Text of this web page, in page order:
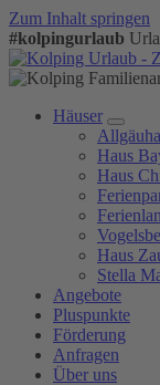
Zum Inhalt springen
#kolpingurlaub
Häuser
Haus
Haus
Haus
Stella
Angebote
Pluspunkte
Förderung
Anfragen
Über uns